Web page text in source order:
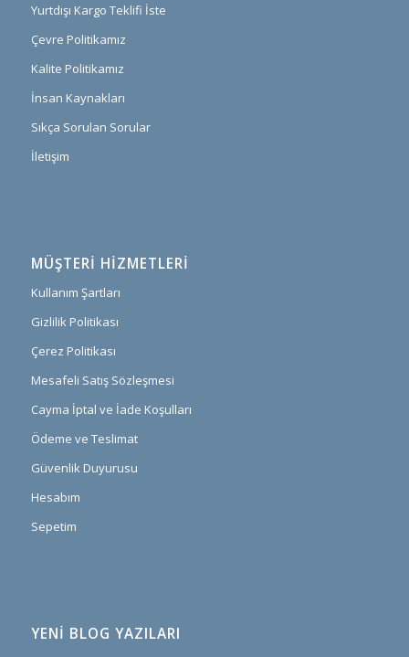
Yurtdışı Kargo Teklifi İste
Çevre Politikamız
Kalite Politikamız
İnsan Kaynakları
Sıkça Sorulan Sorular
İletişim
MÜŞTERI HIZMETLERI
Kullanım Şartları
Gizlilik Politikası
Çerez Politikası
Mesafeli Satış Sözleşmesi
Cayma İptal ve İade Koşulları
Ödeme ve Teslimat
Güvenlik Duyurusu
Hesabım
Sepetim
YENİ BLOG YAZILARI